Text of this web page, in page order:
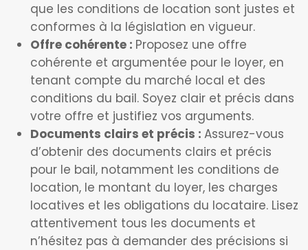
que les conditions de location sont justes et
conformes à la législation en vigueur.
Offre cohérente : Proposez une offre
cohérente et argumentée pour le loyer, en
tenant compte du marché local et des
conditions du bail. Soyez clair et précis dans
votre offre et justifiez vos arguments.
Documents clairs et précis : Assurez-vous
d’obtenir des documents clairs et précis
pour le bail, notamment les conditions de
location, le montant du loyer, les charges
locatives et les obligations du locataire. Lisez
attentivement tous les documents et
n’hésitez pas à demander des précisions si